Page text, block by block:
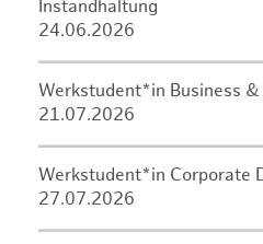
Instandhaltung
24.06.2026
Werkstudent*in Business
21.07.2026
Werkstudent*in Corporate
27.07.2026